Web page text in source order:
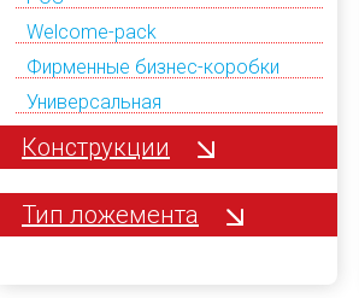
Welcome-pack
Фирменные бизнес-коробки
Универсальная
Конструкции
Тип ложемента